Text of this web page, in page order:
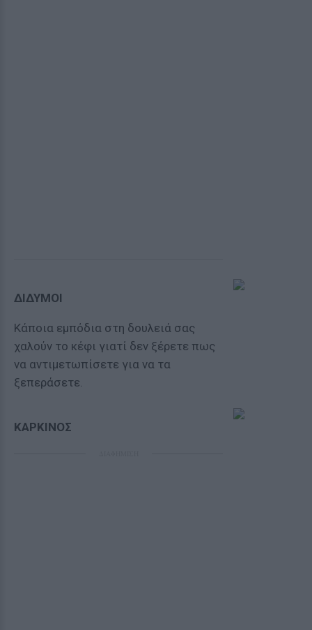
ΔΙΔΥΜΟΙ
Κάποια εμπόδια στη δουλειά σας
χαλούν το κέφι γιατί δεν ξέρετε πως
να αντιμετωπίσετε για να τα
ξεπεράσετε.
ΚΑΡΚΙΝΟΣ